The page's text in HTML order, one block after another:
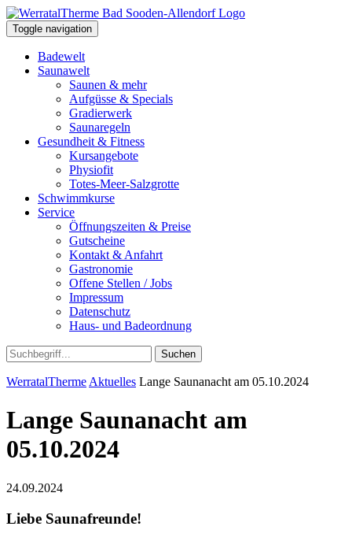
Toggle navigation
Badewelt
Saunawelt
Saunen & mehr
Aufgüsse & Specials
Gradierwerk
Saunaregeln
Gesundheit & Fitness
Kursangebote
Physiofit
Totes-Meer-Salzgrotte
Schwimmkurse
Service
Öffnungszeiten & Preise
Gutscheine
Kontakt & Anfahrt
Gastronomie
Offene Stellen / Jobs
Impressum
Datenschutz
Haus- und Badeordnung
Suchen
WerratalTherme Aktuelles Lange Saunanacht am 05.10.2024
Lange Saunanacht am
05.10.2024
24.09.2024
Liebe Saunafreunde!